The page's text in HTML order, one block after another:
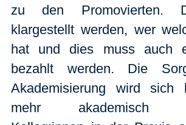
zu den Promovierten.
klargestellt werden, wer
hat und dies muss auch
bezahlt werden. Die
Akademisierung wird sich
mehr akademisch